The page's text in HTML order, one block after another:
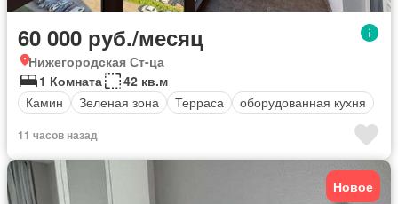
60 000 руб./месяц
Нижегородская Ст-ца
1 Комната
42 кв.м
Камин
Зеленая зона Терраса оборудованная кухня
11 часов назад
Новое